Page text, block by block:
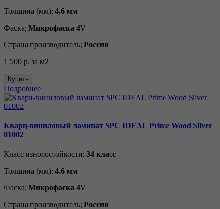
Толщина (мм); 4,6 мм
Фаска; Микрофаска 4V
Страна производитель; Россия
1 500 р. за м2
Купить
Подробнее
Кварц-виниловый ламинат SPC IDEAL Prime Wood Silver
01002
Класс износостойкости; 34 класс
Толщина (мм); 4,6 мм
Фаска; Микрофаска 4V
Страна производитель; Россия